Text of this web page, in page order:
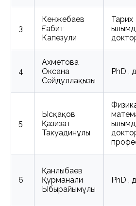
3
Кенжебаев
Ғабит
Капезули
Тарих
4
Ахметова
Оксана
Сейдуллақызы
PhD ,
5
Ысқақов
Қазизат
Такуадинұлы
6
Қанлыбаев
Құрманғали
Ыбырайымұлы
PhD ,